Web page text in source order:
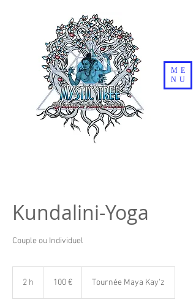
ME
NU
Kundalini-Yoga
Couple ou Individuel
2 h 100 € Tournée Maya Kay'z